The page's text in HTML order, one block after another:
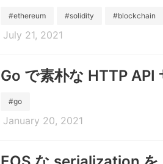
#ethereum #solidity #blockchain
July 21, 2021
Go で素朴な HTTP API
#go
January 20, 2021